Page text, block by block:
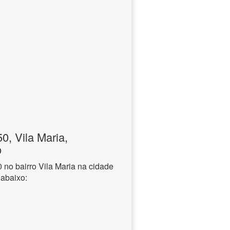
Vila Maria,
bairro Vila Maria na cidade